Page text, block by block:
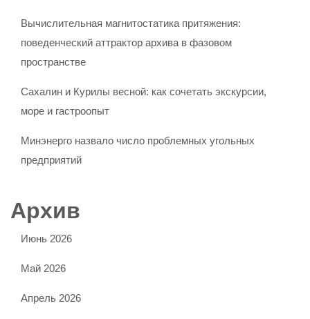
Вычислительная магнитостатика притяжения:
поведенческий аттрактор архива в фазовом
пространстве
Сахалин и Курилы весной: как сочетать экскурсии,
море и гастроопыт
Минэнерго назвало число проблемных угольных
предприятий
Архив
Июнь 2026
Май 2026
Апрель 2026